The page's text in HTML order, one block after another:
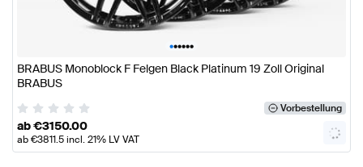
••••••
BRABUS Monoblock F Felgen Black Platinum 19 Zoll Original
BRABUS
Vorbestellung
ab€3150.00
ab€3811.5incl. 21% LV VAT